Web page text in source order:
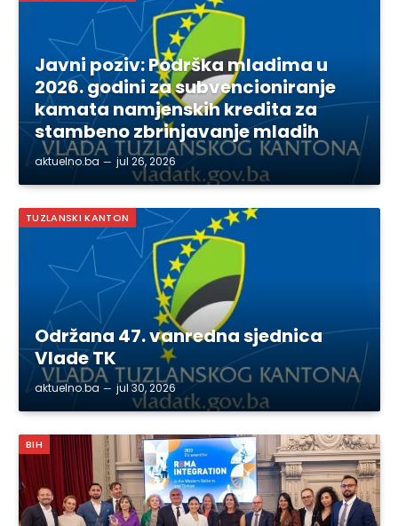
Javni poziv: Podrška mladima u
2026. godini za subvencioniranje
kamata namjenskih kredita za
stambeno zbrinjavanje mladih
aktuelno.ba jul 26, 2026
TUZLANSKI KANTON
Održana 47. vanredna sjednica
Vlade TK
aktuelno.ba jul 30, 2026
BIH